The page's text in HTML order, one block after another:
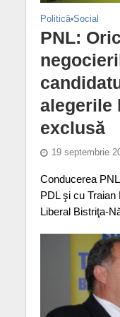
Politică•Social
PNL:
alegerile
exclusă
19 septembrie
Conducerea
PDL şi cu Traian
Liberal Bistriţa-